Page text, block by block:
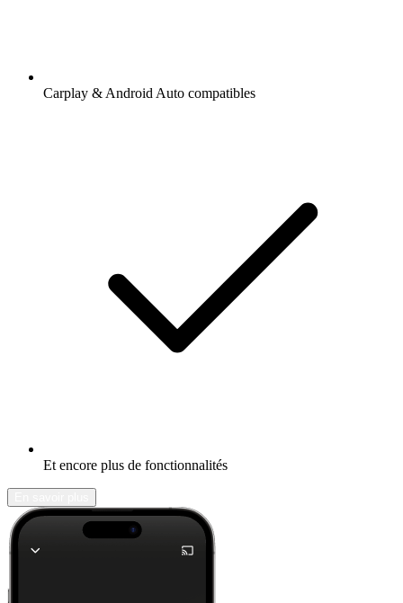
Carplay & Android Auto compatibles
Et encore plus de fonctionnalités